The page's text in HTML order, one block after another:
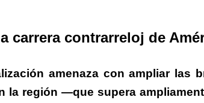
carrera contrarreloj de
amenaza con ampliar las
la región —que supera